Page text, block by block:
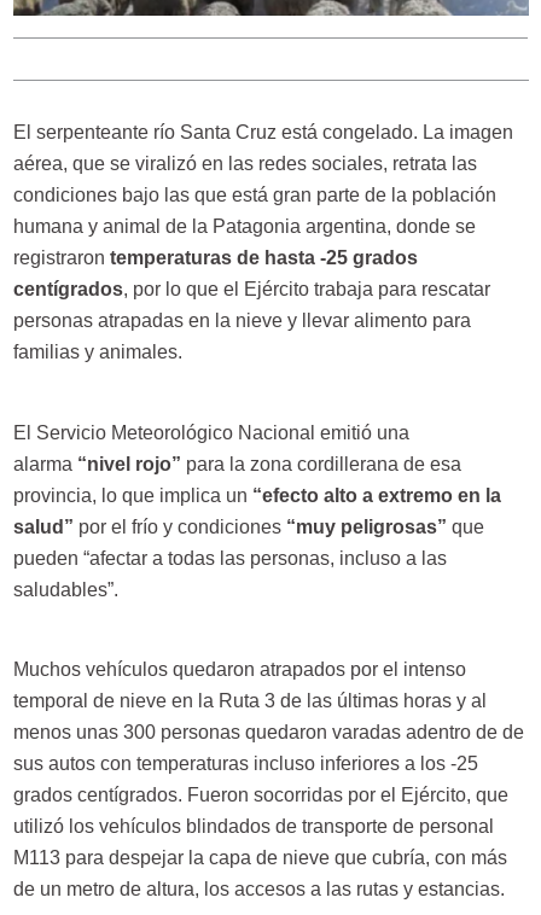
El serpenteante río Santa Cruz está congelado. La imagen
aérea, que se viralizó en las redes sociales, retrata las
condiciones bajo las que está gran parte de la población
humana y animal de la Patagonia argentina, donde se
registraron temperaturas de hasta -25 grados
centígrados, por lo que el Ejército trabaja para rescatar
personas atrapadas en la nieve y llevar alimento para
familias y animales.
El Servicio Meteorológico Nacional emitió una
alarma “nivel rojo” para la zona cordillerana de esa
provincia, lo que implica un “efecto alto a extremo en la
salud” por el frío y condiciones “muy peligrosas” que
pueden “afectar a todas las personas, incluso a las
saludables”.
Muchos vehículos quedaron atrapados por el intenso
temporal de nieve en la Ruta 3 de las últimas horas y al
menos unas 300 personas quedaron varadas adentro de de
sus autos con temperaturas incluso inferiores a los -25
grados centígrados. Fueron socorridas por el Ejército, que
utilizó los vehículos blindados de transporte de personal
M113 para despejar la capa de nieve que cubría, con más
de un metro de altura, los accesos a las rutas y estancias.